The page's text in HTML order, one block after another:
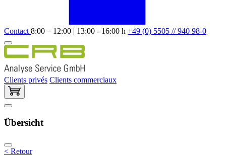
Contact 8:00 – 12:00 | 13:00 - 16:00 h +49 (0) 5505 // 940 98-0
Clients privés Clients commerciaux
Übersicht
< Retour